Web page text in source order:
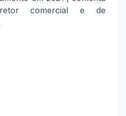
comercial e de